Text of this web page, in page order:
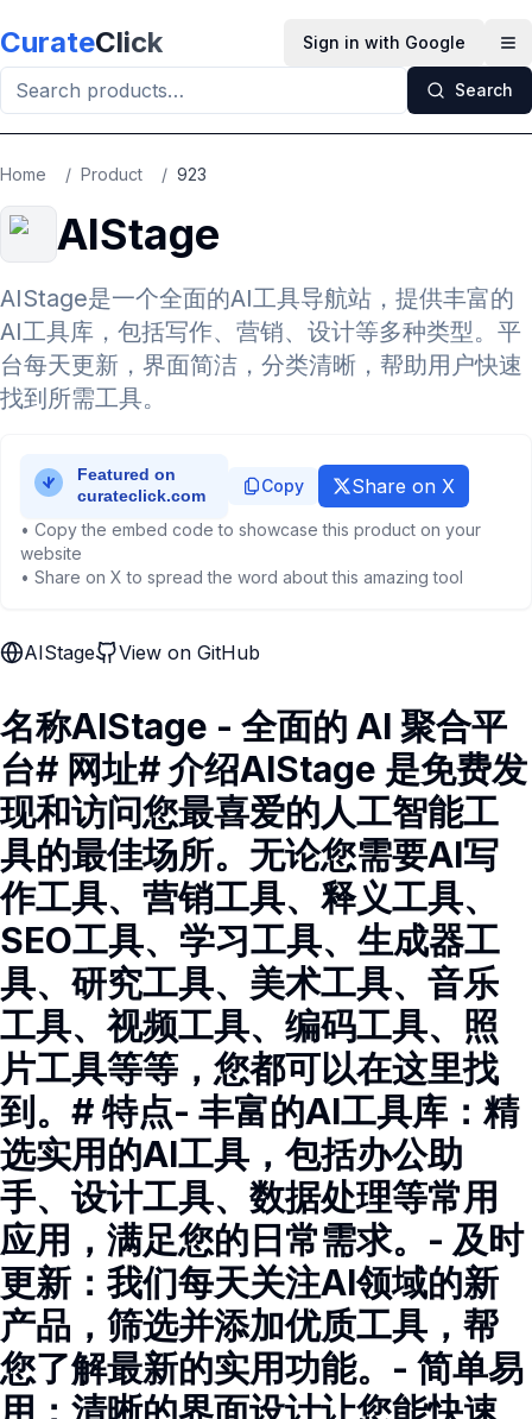
CurateClick Sign in with Google
Search
Home / Product / 923
AIStage
AIStage是一个全面的AI工具导航站，提供丰富的
AI工具库，包括写作、营销、设计等多种类型。平
台每天更新，界面简洁，分类清晰，帮助用户快速
找到所需工具。
Copy Share on X
• Copy the embed code to showcase this product on your
website
• Share on X to spread the word about this amazing tool
AIStage View on GitHub
名称AIStage - 全面的 AI 聚合平
台# 网址# 介绍AIStage 是免费发
现和访问您最喜爱的人工智能工
具的最佳场所。无论您需要AI写
作工具、营销工具、释义工具、
SEO工具、学习工具、生成器工
具、研究工具、美术工具、音乐
工具、视频工具、编码工具、照
片工具等等，您都可以在这里找
到。# 特点- 丰富的AI工具库：精
选实用的AI工具，包括办公助
手、设计工具、数据处理等常用
应用，满足您的日常需求。- 及时
更新：我们每天关注AI领域的新
产品，筛选并添加优质工具，帮
您了解最新的实用功能。- 简单易